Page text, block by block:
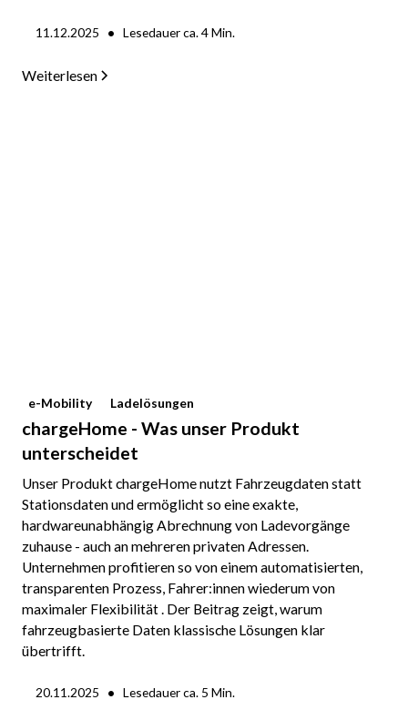
11.12.2025 • Lesedauer ca.4Min.
Weiterlesen
e-Mobility Ladelösungen
chargeHome - Was unser Produkt
unterscheidet
Unser Produkt chargeHome nutzt Fahrzeugdaten statt
Stationsdaten und ermöglicht so eine exakte,
hardwareunabhängig Abrechnung von Ladevorgänge
zuhause - auch an mehreren privaten Adressen.
Unternehmen profitieren so von einem automatisierten,
transparenten Prozess, Fahrer:innen wiederum von
maximaler Flexibilität . Der Beitrag zeigt, warum
fahrzeugbasierte Daten klassische Lösungen klar
übertrifft.
20.11.2025 • Lesedauer ca. 5 Min.